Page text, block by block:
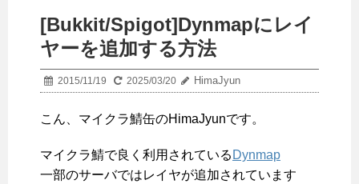
[Bukkit/Spigot]Dynmapにレイ
ヤーを追加する方法
2015/11/19 2025/03/20 HimaJyun
こん、マイクラ鯖缶のHimaJyunです。
マイクラ鯖で良く利用されている Dynmap
一部のサーバではレイヤが追加されています